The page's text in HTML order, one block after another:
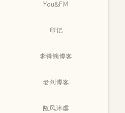
You&FM
印记
李锋镝博客
老刘博客
随风沐虐